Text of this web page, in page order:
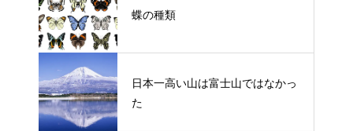
蝶の種類
日本一高い山は富士山ではなかっ
た